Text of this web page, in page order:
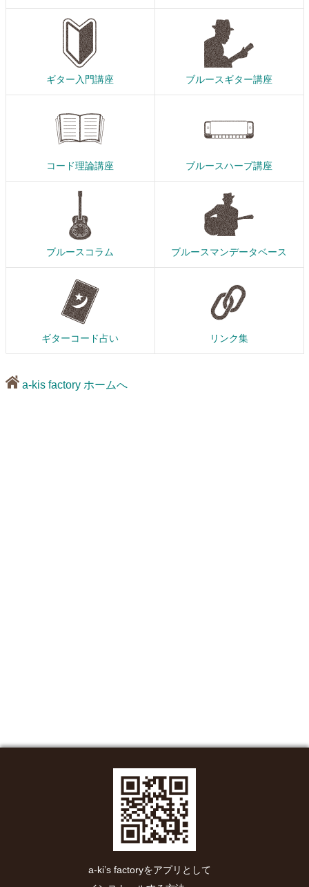
ギター入門講座 ブルースギター講座
コード理論講座 ブルースハープ講座
ブルースコラム ブルースマンデータベース
ギターコード占い リンク集
a-kis factory ホームへ
a-ki’s factoryをアプリとして